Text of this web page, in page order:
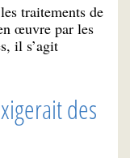
traitements de
œuvre par les
il s’agit
des